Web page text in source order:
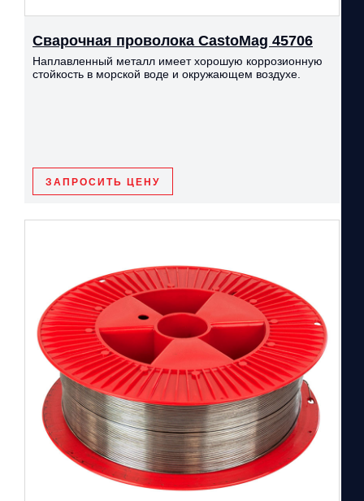
Сварочная проволока CastoMag 45706
Наплавленный металл имеет хорошую коррозионную
стойкость в морской воде и окружающем воздухе.
ЗАПРОСИТЬ ЦЕНУ